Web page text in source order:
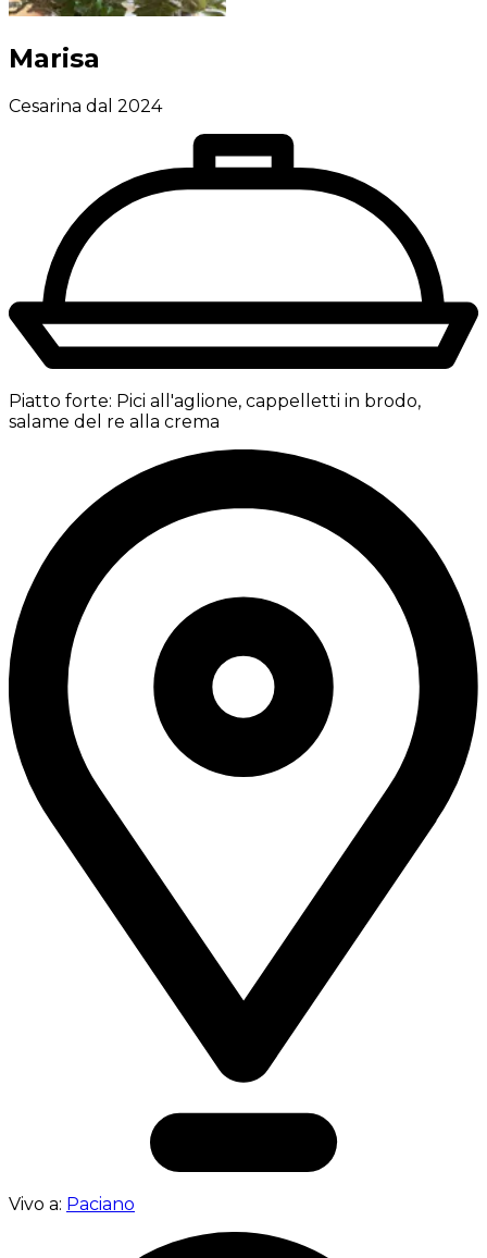
Marisa
Cesarina dal 2024
Piatto forte: Pici all'aglione, cappelletti in brodo,
salame del re alla crema
Vivo a: Paciano